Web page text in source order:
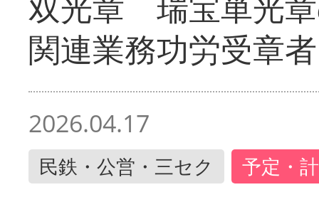
関連業務功労受章者
2026.04.17
民鉄・公営・三セク 予定・